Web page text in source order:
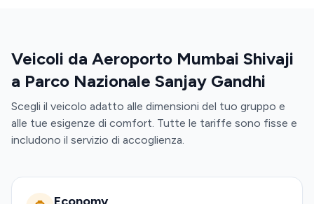
Veicoli da Aeroporto Mumbai Shivaji
a Parco Nazionale Sanjay Gandhi
Scegli il veicolo adatto alle dimensioni del tuo gruppo e
alle tue esigenze di comfort. Tutte le tariffe sono fisse e
includono il servizio di accoglienza.